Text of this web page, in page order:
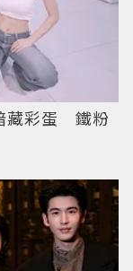
藏彩蛋 鐵粉